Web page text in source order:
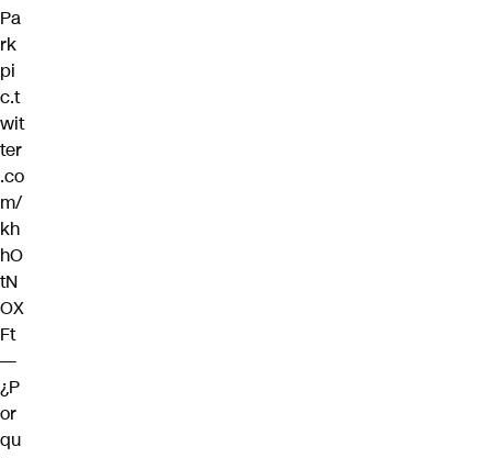
Pa
rk
pi
c.t
wit
ter
.co
m/
kh
hO
tN
OX
Ft
—
¿P
or
qu